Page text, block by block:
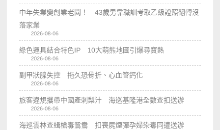
中年失業變創業老闆！ 43歲男靠職訓考取乙級證照翻轉沒
落家業
2026-08-06
綠色運具結合特色IP 10大萌熊地圖引爆尋寶熱
2026-08-06
副甲狀腺失控 拖久恐骨折、心血管鈣化
2026-08-06
旅客違規攜帶中國產刺梨汁 海巡基隆港全數查扣送辦
2026-08-06
海巡雲林查緝槍毒鴛鴦 扣喪屍煙彈孕婦染毒同遭送辦